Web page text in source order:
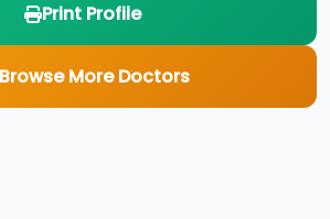
Print Profile
More Doctors